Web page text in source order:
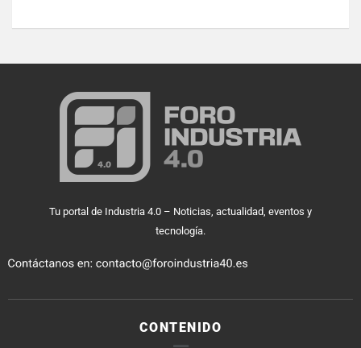
Tu portal de Industria 4.0 – Noticias, actualidad, eventos y
tecnología.
CONTENIDO